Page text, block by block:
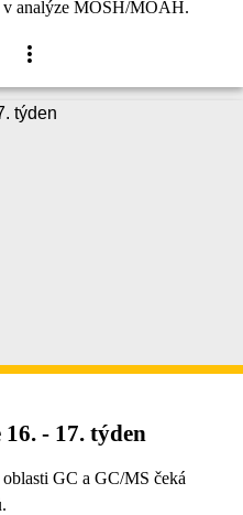
v analýze MOSH/MOAH.
- 17. týden
GC a GC/MS čeká